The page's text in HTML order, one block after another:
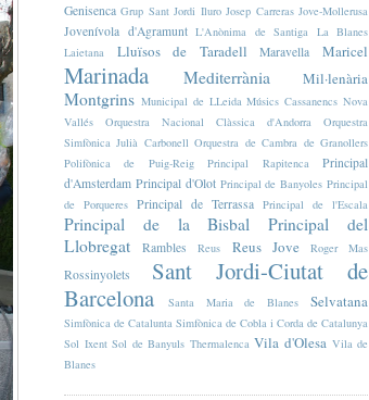
Genisenca Grup Sant Jordi Iluro Josep Carreras Jove-Mollerusa
Jovenívola d'Agramunt L'Anònima de Santiga La Blanes
Laietana
Lluïsos de Taradell Maravella Maricel
Marinada Mediterrània Mil·lenària
Montgrins Municipal de LLeida Músics Cassanencs Nova
Vallés
Orquestra Nacional Clàssica d'Andorra
Orquestra
Simfònica Julià Carbonell Orquestra de Cambra de Granollers
Polifònica de Puig-Reig
Principal Rapitenca
Principal
d'Amsterdam Principal d'Olot Principal de Banyoles Principal
de Porqueres Principal de Terrassa Principal de l'Escala
Principal de la Bisbal
Principal del
Llobregat
Rambles Reus Reus Jove Roger Mas
Rossinyolets
Sant Jordi-Ciutat de
Barcelona
Santa Maria de Blanes Selvatana
Simfònica de Catalunta Simfònica de Cobla i Corda de Catalunya
Sol Ixent Sol de Banyuls Thermalenca Vila d'Olesa Vila de
Blanes